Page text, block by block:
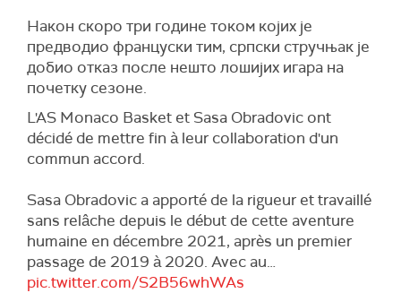
Након скоро три године током којих је
предводио француски тим, српски стручњак је
добио отказ после нешто лошијих игара на
почетку сезоне.
L'AS Monaco Basket et Sasa Obradovic ont
décidé de mettre fin à leur collaboration d'un
commun accord.
Sasa Obradovic a apporté de la rigueur et travaillé
sans relâche depuis le début de cette aventure
humaine en décembre 2021, après un premier
passage de 2019 à 2020. Avec au…
pic.twitter.com/S2B56whWAs